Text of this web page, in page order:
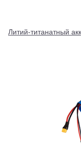
Литий-титанатный